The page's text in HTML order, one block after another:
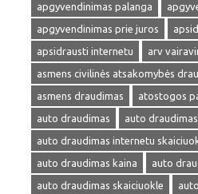
apgyvendinimas palanga
apgyvendinimas prie juros
apsidrausti internetu
arv
asmens civilinės atsakomybės
asmens draudimas
atostogos
auto draudimas
auto
auto draudimas internetu
auto draudimas kaina
auto
auto draudimas skaiciuokle